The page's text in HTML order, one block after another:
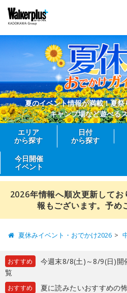
夏のイベント情報が満載！夏
キャンプ場など遊べる
エリア
から探す
日付
から探す
今日開催
イベント
2026年情報へ順次更新して
報もございます。予め
夏休みイベント・おでかけ2026
おすすめ
今週末8/8(土)～8/9(日)開
覧
おすすめ 夏に読みたいおすすめの